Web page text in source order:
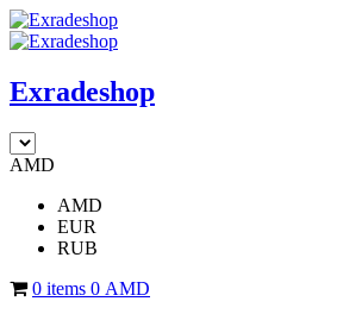
Exradeshop
AMD
AMD
EUR
RUB
0 items 0 AMD